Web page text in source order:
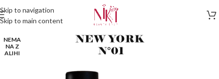
Skip to navigation
Skip to main content
NEMA
NA Z
ALIHI